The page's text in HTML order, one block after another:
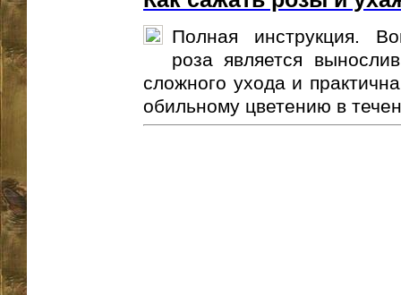
Полная инструкция.
роза является
сложного ухода и
обильному цветению в